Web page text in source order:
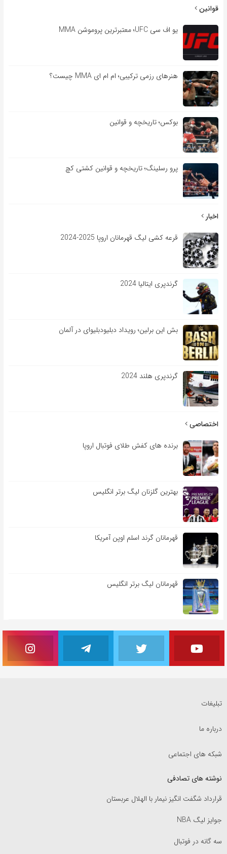
قوانین
یو اف سی UFC؛ معتبرترین پروموشن MMA
هنرهای رزمی ترکیبی؛ ام ام ای MMA چیست؟
بوکس؛ تاریخچه و قوانین
پرو رسلینگ؛ تاریخچه و قوانین کشتی کچ
اخبار
قرعه کشی لیگ قهرمانان اروپا 2025-2024
گرندپری ایتالیا 2024
بش این برلین؛ رویداد دبلیودبلیوای در آلمان
گرندپری هلند 2024
اختصاصی
برنده های کفش طلای فوتبال اروپا
بهترین گلزنان لیگ برتر انگلیس
قهرمانان گرند اسلم اوپن آمریکا
قهرمانان لیگ برتر انگلیس
تبلیغات
درباره ما
شبکه های اجتماعی
نوشته های تصادفی
قرارداد شگفت انگیز نیمار با الهلال عربستان
جوایز لیگ NBA
سه گانه در فوتبال